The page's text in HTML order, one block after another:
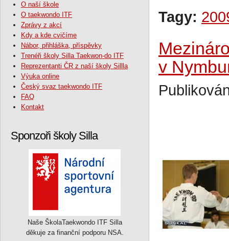
O naší škole
O taekwondo ITF
Zprávy z akcí
Kdy a kde cvičíme
Nábor, přihláška, příspěvky
Trenéři školy Silla Taekwon-do ITF
Reprezentanti ČR z naší školy Sillla
Výuka online
Český svaz taekwondo ITF
FAQ
Kontakt
Sponzoři školy Silla
Naše ŠkolaTaekwondo ITF Silla
děkuje za finanční podporu NSA.
Tagy:
v